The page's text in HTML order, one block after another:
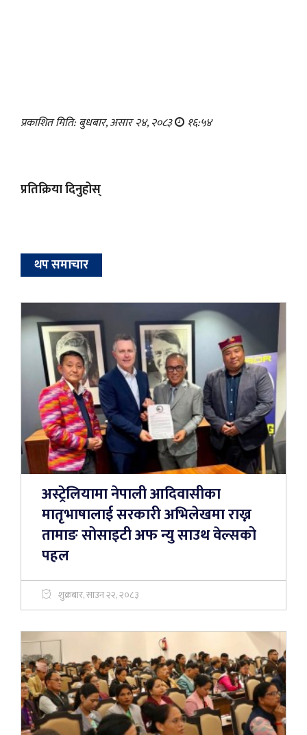
प्रकाशित मिति: बुधबार, असार २४, २०८३ १६:५४
प्रतिक्रिया दिनुहोस्
थप समाचार
अस्ट्रेलियामा नेपाली आदिवासीका
मातृभाषालाई सरकारी अभिलेखमा राख्न
तामाङ सोसाइटी अफ न्यु साउथ वेल्सको
पहल
शुक्रबार, साउन २२, २०८३